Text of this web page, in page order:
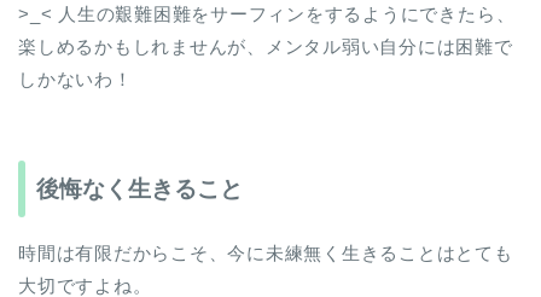
>_< 人生の艱難困難をサーフィンをするようにできたら、
楽しめるかもしれませんが、メンタル弱い自分には困難で
しかないわ！
後悔なく生きること
時間は有限だからこそ、今に未練無く生きることはとても
大切ですよね。